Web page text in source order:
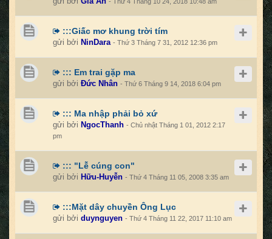
:::Giấc mơ khung trời tím
gửi bởi NinDara - Thứ 3 Tháng 7 31, 2012 12:36 pm
::: Em trai gặp ma
gửi bởi Đức Nhân - Thứ 6 Tháng 9 14, 2018 6:04 pm
::: Ma nhập phải bỏ xứ
gửi bởi NgocThanh - Chủ nhật Tháng 1 01, 2012 2:17
pm
::: "Lễ cúng con"
gửi bởi Hữu-Huyễn - Thứ 4 Tháng 11 05, 2008 3:35 am
:::Mặt dây chuyền Ông Lục
gửi bởi duynguyen - Thứ 4 Tháng 11 22, 2017 11:10 am